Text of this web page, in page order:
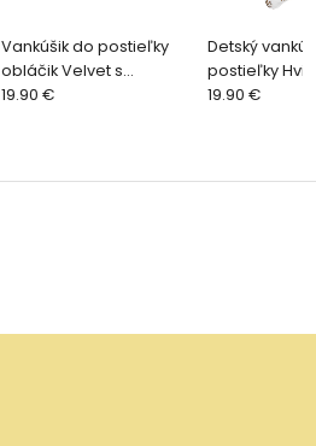
Vankúšik do postieľky
obláčik Velvet s
vlastnou výšivkou -
19.90 €
Detský
postieľky
Bavlna -
19.90 €